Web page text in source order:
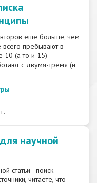
еще больше, чем
всего пребывают в
10 (а то и 15)
с двумя-тремя (и
научной
статьи - поиск
читаете, что